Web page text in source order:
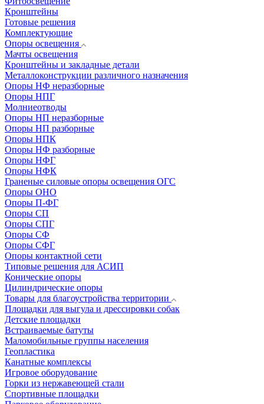
Кронштейны
Готовые решения
Комплектующие
Опоры освещения
Мачты освещения
Кронштейны и закладные детали
Металлоконструкции различного назначения
Опоры НФ неразборные
Опоры НПГ
Молниеотводы
Опоры НП неразборные
Опоры НП разборные
Опоры НПК
Опоры НФ разборные
Опоры НФГ
Опоры НФК
Граненые силовые опоры освещения ОГС
Опоры ОНО
Опоры П-ФГ
Опоры СП
Опоры СПГ
Опоры СФ
Опоры СФГ
Опоры контактной сети
Типовые решения для АСИП
Конические опоры
Цилиндрические опоры
Товары для благоустройства территории
Площадки для выгула и дрессировки собак
Детские площадки
Встраиваемые батуты
Маломобильные группы населения
Геопластика
Канатные комплексы
Игровое оборудование
Горки из нержавеющей стали
Спортивные площадки